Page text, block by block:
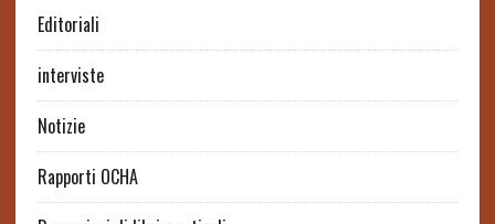
Editoriali
interviste
Notizie
Rapporti OCHA